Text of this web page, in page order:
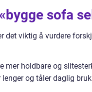
sofa
det viktig å vurdere
holdbare og
og tåler daglig